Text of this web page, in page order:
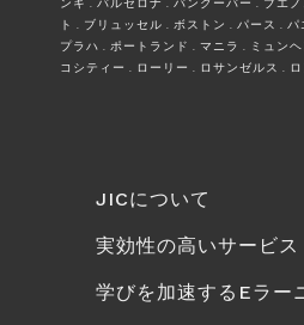
ンキ . バルセロナ . バンクーバー . ブエ
ト . ブリュッセル . ボストン . パース .
プラハ . ポートランド . マニラ . ミュン
コシティー . ローリー . ロサンゼルス . ロ
JICについて
実効性の高いサービス
学びを加速するEラー